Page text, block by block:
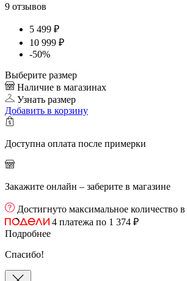
9 отзывов
5 499 ₽
10 999 ₽
-50%
Выберите размер
Наличие в магазинах
Узнать размер
Добавить в корзину
Доступна оплата после примерки
Закажите онлайн – заберите в магазине
Достигнуто максимальное количество в
4 платежа по 1 374 ₽
Подробнее
Спасибо!